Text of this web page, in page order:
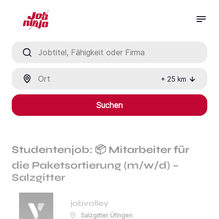
+ 25 km
Suchen
Studentenjob: 📦 Mitarbeiter für
die Paketsortierung (m/w/d) –
Salzgitter
jobvalley
Salzgitter Üfingen